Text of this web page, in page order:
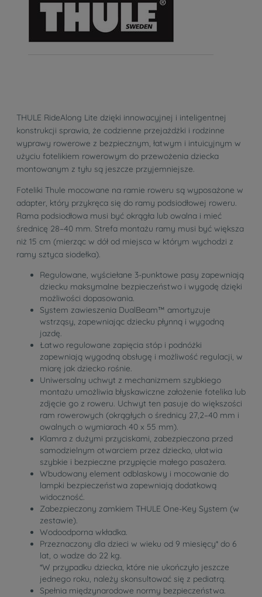
THULE RideAlong Lite dzięki innowacyjnej i inteligentnej
konstrukcji sprawia, że codzienne przejażdżki i rodzinne
wyprawy rowerowe z bezpiecznym, łatwym i intuicyjnym w
użyciu fotelikiem rowerowym do przewożenia dziecka
montowanym z tyłu są jeszcze przyjemniejsze.
Foteliki Thule mocowane na ramie roweru są wyposażone w
adapter, który przykręca się do ramy podsiodłowej roweru.
Rama podsiodłowa musi być okrągła lub owalna i mieć
średnicę 28–40 mm. Strefa montażu ramy musi być większa
niż 15 cm (mierząc w dół od miejsca w którym wychodzi z
ramy sztyca siodełka).
Regulowane, wyściełane 3-punktowe pasy zapewniają
dziecku maksymalne bezpieczeństwo i wygodę dzięki
możliwości dopasowania.
System zawieszenia DualBeam™ amortyzuje
wstrząsy, zapewniając dziecku płynną i wygodną
jazdę.
Łatwo regulowane zapięcia stóp i podnóżki
zapewniają wygodną obsługę i możliwość regulacji, w
miarę jak dziecko rośnie.
Uniwersalny uchwyt z mechanizmem szybkiego
montażu umożliwia błyskawiczne założenie fotelika lub
zdjęcie go z roweru. Uchwyt ten pasuje do większości
ram rowerowych (okrągłych o średnicy 27,2–40 mm i
owalnych o wymiarach 40 x 55 mm).
Klamra z dużymi przyciskami, zabezpieczona przed
samodzielnym otwarciem przez dziecko, ułatwia
szybkie i bezpieczne przypięcie małego pasażera.
Wbudowany element odblaskowy i mocowanie do
lampki bezpieczeństwa zapewniają dodatkową
widoczność.
Zabezpieczony zamkiem THULE One-Key System (w
zestawie).
Wodoodporna wkładka.
Przeznaczony dla dzieci w wieku od 9 miesięcy* do 6
lat, o wadze do 22 kg.
*W przypadku dziecka, które nie ukończyło jeszcze
jednego roku, należy skonsultować się z pediatrą.
Spełnia międzynarodowe normy bezpieczeństwa.